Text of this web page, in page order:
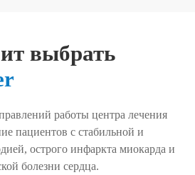
выбрать
работы центра лечения
пациентов с стабильной и
острого инфаркта миокарда и
болезни сердца.